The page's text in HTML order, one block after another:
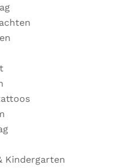
Kindergarten